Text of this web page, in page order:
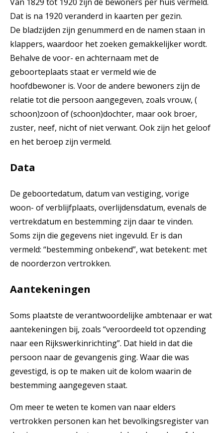
Dat is na 1920 veranderd in kaarten per gezin.
De bladzijden zijn genummerd en de namen staan in
klappers, waardoor het zoeken gemakkelijker wordt.
Behalve de voor- en achternaam met de
geboorteplaats staat er vermeld wie de
hoofdbewoner is. Voor de andere bewoners zijn de
relatie tot die persoon aangegeven, zoals vrouw, (
schoon)zoon of (schoon)dochter, maar ook broer,
zuster, neef, nicht of niet verwant. Ook zijn het geloof
en het beroep zijn vermeld.
Data
De geboortedatum, datum van vestiging, vorige
woon- of verblijfplaats, overlijdensdatum, evenals de
vertrekdatum en bestemming zijn daar te vinden.
Soms zijn die gegevens niet ingevuld. Er is dan
vermeld: “bestemming onbekend”, wat betekent: met
de noorderzon vertrokken.
Aantekeningen
Soms plaatste de verantwoordelijke ambtenaar er wat
aantekeningen bij, zoals “veroordeeld tot opzending
naar een Rijkswerkinrichting”. Dat hield in dat die
persoon naar de gevangenis ging. Waar die was
gevestigd, is op te maken uit de kolom waarin de
bestemming aangegeven staat.
Om meer te weten te komen van naar elders
vertrokken personen kan het bevolkingsregister van